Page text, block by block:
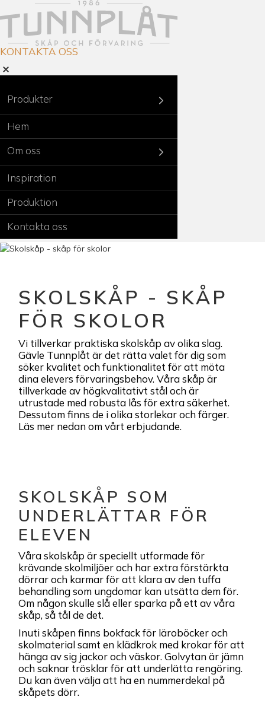
KONTAKTA OSS
Produkter
Hem
Om oss
Inspiration
Produktion
Kontakta oss
SKOLSKÅP - SKÅP
FÖR SKOLOR
Vi tillverkar praktiska skolskåp av olika slag.
Gävle Tunnplåt är det rätta valet för dig som
söker kvalitet och funktionalitet för att möta
dina elevers förvaringsbehov. Våra skåp är
tillverkade av högkvalitativt stål och är
utrustade med robusta lås för extra säkerhet.
Dessutom finns de i olika storlekar och färger.
Läs mer nedan om vårt erbjudande.
SKOLSKÅP SOM
UNDERLÄTTAR FÖR
ELEVEN
Våra skolskåp är speciellt utformade för
krävande skolmiljöer och har extra förstärkta
dörrar och karmar för att klara av den tuffa
behandling som ungdomar kan utsätta dem för.
Om någon skulle slå eller sparka på ett av våra
skåp, så tål de det.
Inuti skåpen finns bokfack för läroböcker och
skolmaterial samt en klädkrok med krokar för att
hänga av sig jackor och väskor. Golvytan är jämn
och saknar trösklar för att underlätta rengöring.
Du kan även välja att ha en nummerdekal på
skåpets dörr.